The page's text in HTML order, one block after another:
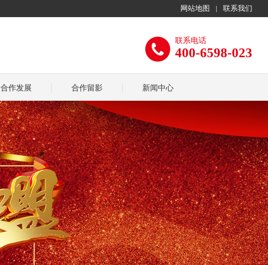
网站地图 | 联系我们
联系电话
400-6598-023
合作发展 合作留影 新闻中心